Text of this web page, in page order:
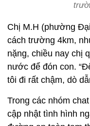
Chị M.H (phường
cách trường 4km,
nặng, chiều nay chị
nước để đón con.
tôi đi rất chậm, dò
Trong các nhóm
cập nhật tình hình